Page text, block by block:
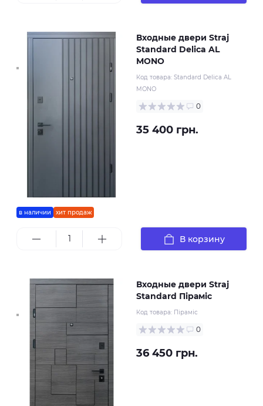
в наличии хит продаж
Входные двери Straj
Standard Delica AL
MONO
Код товара: Standard Delica AL
MONO
0
35 400 грн.
В корзину
Входные двери Straj
Standard Піраміс
Код товара: Піраміс
0
36 450 грн.